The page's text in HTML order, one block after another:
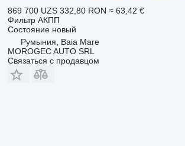
869 700 UZS 332,80 RON ≈ 63,42 €
Фильтр АКПП
Состояниеновый
Румыния, Baia Mare
MOROGEC AUTO SRL
Связаться с продавцом